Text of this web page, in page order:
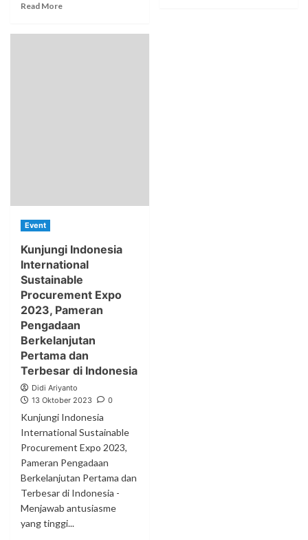
Read More
Event
Kunjungi Indonesia
International
Sustainable
Procurement Expo
2023, Pameran
Pengadaan
Berkelanjutan
Pertama dan
Terbesar di Indonesia
Didi Ariyanto
13 Oktober 2023
0
Kunjungi Indonesia
International Sustainable
Procurement Expo 2023,
Pameran Pengadaan
Berkelanjutan Pertama dan
Terbesar di Indonesia -
Menjawab antusiasme
yang tinggi...